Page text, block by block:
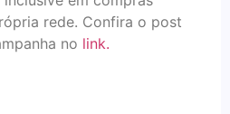
rede. Confira o post
no link.